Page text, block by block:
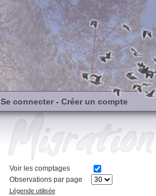
Se connecter- Créer un compte
Voir les comptages
Observations par page
Légende utilisée